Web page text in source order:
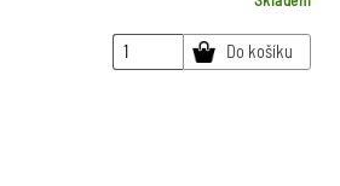
Do košíku